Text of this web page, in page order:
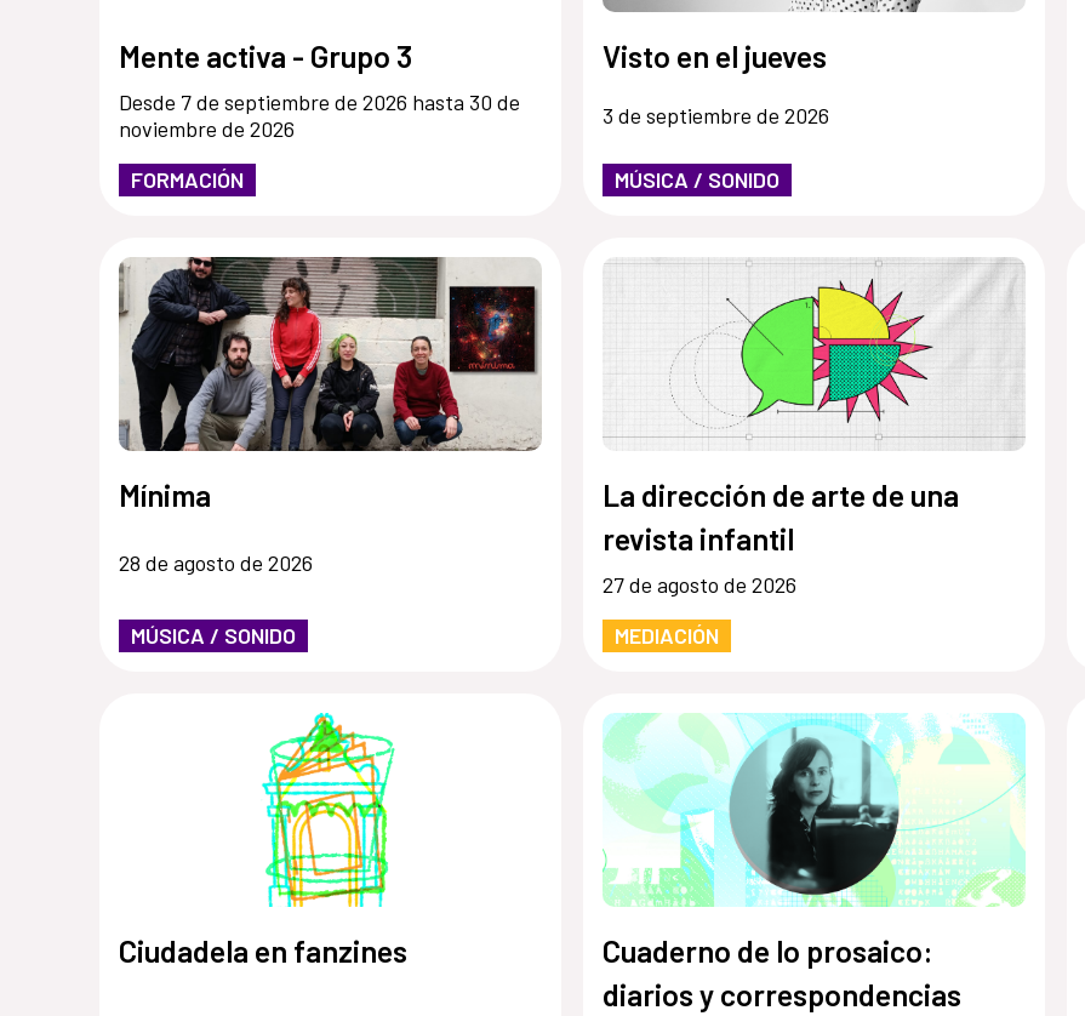
Mente activa - Grupo 3
Desde 7 de septiembre de 2026 hasta 30 de
noviembre de 2026
FORMACIÓN
Visto en el jueves
3 de septiembre de 2026
MÚSICA / SONIDO
Mínima
28 de agosto de 2026
MÚSICA / SONIDO
La dirección de arte de una
revista infantil
27 de agosto de 2026
MEDIACIÓN
Ciudadela en fanzines
Cuaderno de lo prosaico:
diarios y correspondencias